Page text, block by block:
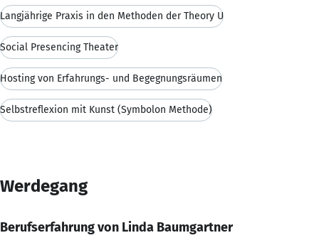
Langjährige Praxis in den Methoden der Theory U
Social Presencing Theater
Hosting von Erfahrungs- und Begegnungsräumen
Selbstreflexion mit Kunst (Symbolon Methode)
Werdegang
Berufserfahrung von Linda Baumgartner